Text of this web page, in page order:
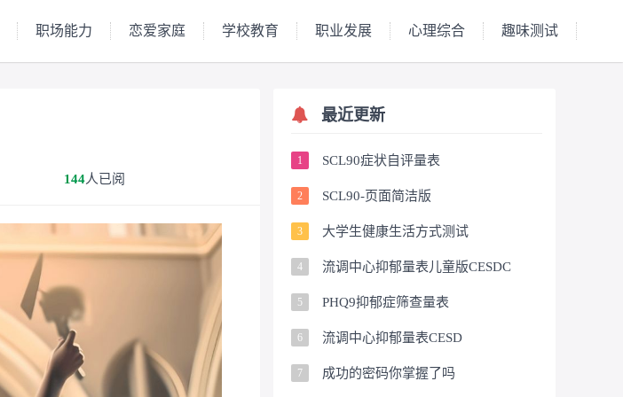
职场能力 恋爱家庭 学校教育 职业发展 心理综合 趣味测试
144人已阅
最近更新
1 SCL90症状自评量表
2 SCL90-页面简洁版
3 大学生健康生活方式测试
4 流调中心抑郁量表儿童版CESDC
5 PHQ9抑郁症筛查量表
6 流调中心抑郁量表CESD
7 成功的密码你掌握了吗